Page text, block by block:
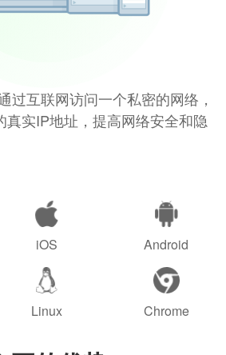
过互联网访问一个私密的网络，
真实IP地址，提高网络安全和隐
iOS Android
Linux Chrome